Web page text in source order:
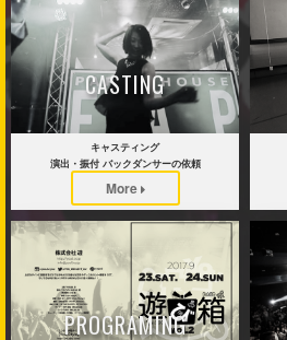
CASTING
キャスティング
演出・振付 バックダンサーの依頼
More
PROGRAMING